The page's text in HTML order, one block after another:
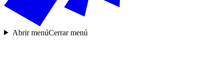
Abrir menúCerrar menú